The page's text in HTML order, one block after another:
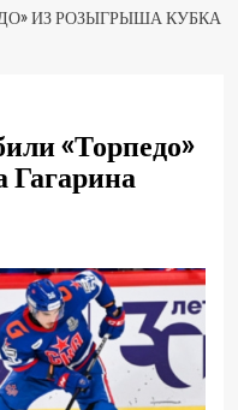
ИЗ РОЗЫГРЫША КУБКА
«Торпедо»